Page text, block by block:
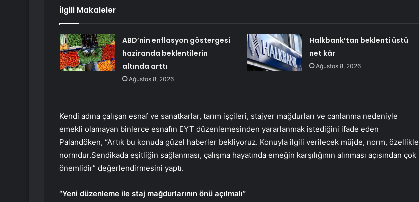
İlgili Makaleler
ABD’nin enflasyon göstergesi
haziranda beklentilerin
altında arttı
Ağustos 8, 2026
Halkbank’tan beklenti üstü
net kâr
Ağustos 8, 2026
Kendi adına çalışan esnaf ve sanatkarlar, tarım işçileri, stajyer mağdurları ve canlanma nedeniyle
emekli olamayan binlerce esnafın EYT düzenlemesinden yararlanmak istediğini ifade eden
Palandöken, “Artık bu konuda güzel haberler bekliyoruz. Konuyla ilgili verilecek müjde, norm, özellikle
normdur.Sendikada eşitliğin sağlanması, çalışma hayatında emeğin karşılığının alınması açısından çok
önemlidir” değerlendirmesini yaptı.
“Yeni düzenleme ile staj mağdurlarının önü açılmalı”